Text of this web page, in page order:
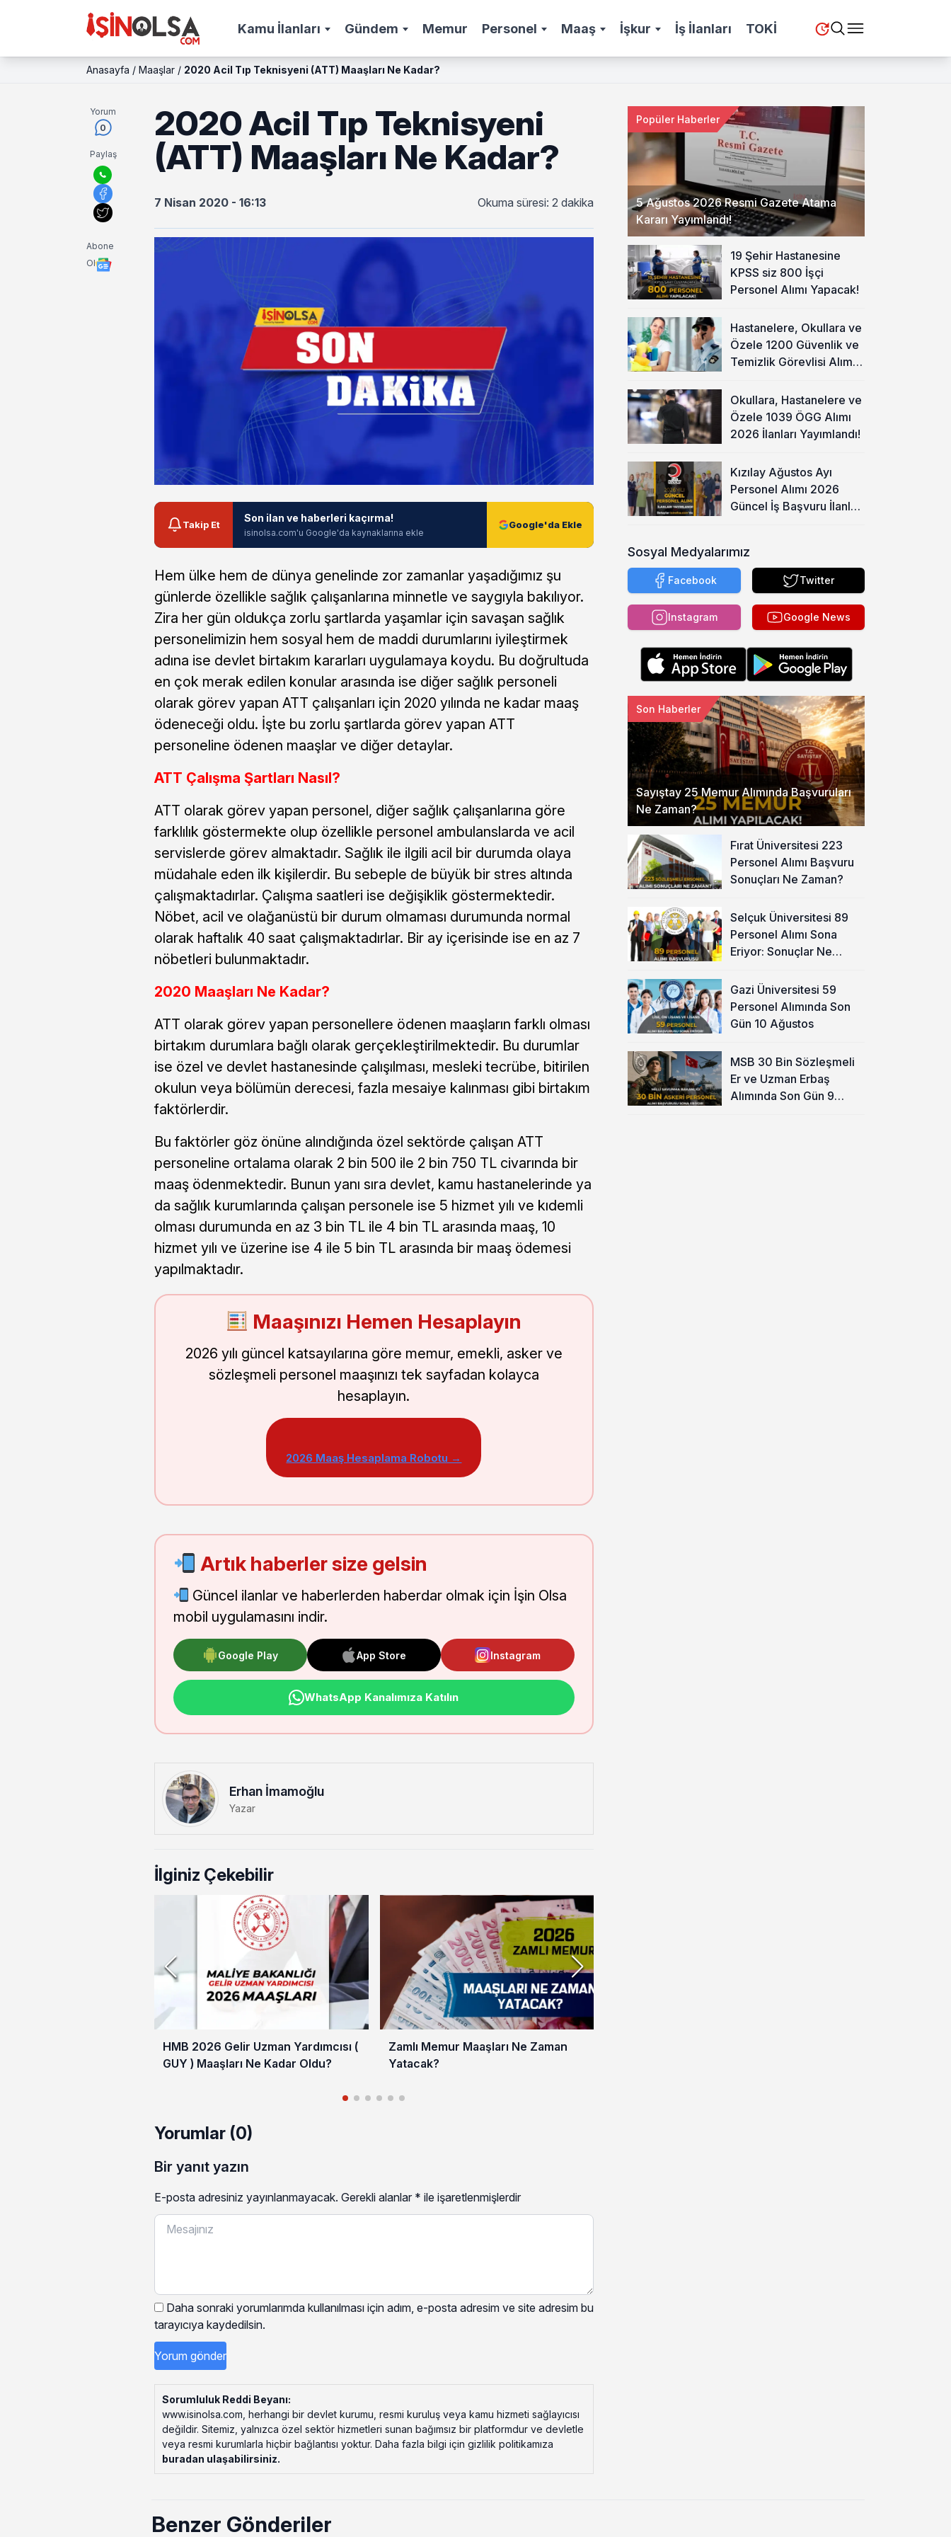
Kamu İlanları Gündem Memur Personel Maaş İşkur İş İlanları TOKİ
Anasayfa / Maaşlar / 2020 Acil Tıp Teknisyeni (ATT) Maaşları Ne Kadar?
Yorum
0
Paylaş
Abone
Ol
2020 Acil Tıp Teknisyeni
(ATT) Maaşları Ne Kadar?
7 Nisan 2020 - 16:13 Okuma süresi: 2 dakika
Takip Et
Son ilan ve haberleri kaçırma!
isinolsa.com'u Google'da kaynaklarına ekle
Google'da Ekle
Hem ülke hem de dünya genelinde zor zamanlar yaşadığımız şu
günlerde özellikle sağlık çalışanlarına minnetle ve saygıyla bakılıyor.
Zira her gün oldukça zorlu şartlarda yaşamlar için savaşan sağlık
personelimizin hem sosyal hem de maddi durumlarını iyileştirmek
adına ise devlet birtakım kararları uygulamaya koydu. Bu doğrultuda
en çok merak edilen konular arasında ise diğer sağlık personeli
olarak görev yapan ATT çalışanları için 2020 yılında ne kadar maaş
ödeneceği oldu. İşte bu zorlu şartlarda görev yapan ATT
personeline ödenen maaşlar ve diğer detaylar.
ATT Çalışma Şartları Nasıl?
ATT olarak görev yapan personel, diğer sağlık çalışanlarına göre
farklılık göstermekte olup özellikle personel ambulanslarda ve acil
servislerde görev almaktadır. Sağlık ile ilgili acil bir durumda olaya
müdahale eden ilk kişilerdir. Bu sebeple de büyük bir stres altında
çalışmaktadırlar. Çalışma saatleri ise değişiklik göstermektedir.
Nöbet, acil ve olağanüstü bir durum olmaması durumunda normal
olarak haftalık 40 saat çalışmaktadırlar. Bir ay içerisinde ise en az 7
nöbetleri bulunmaktadır.
2020 Maaşları Ne Kadar?
ATT olarak görev yapan personellere ödenen maaşların farklı olması
birtakım durumlara bağlı olarak gerçekleştirilmektedir. Bu durumlar
ise özel ve devlet hastanesinde çalışılması, mesleki tecrübe, bitirilen
okulun veya bölümün derecesi, fazla mesaiye kalınması gibi birtakım
faktörlerdir.
Bu faktörler göz önüne alındığında özel sektörde çalışan ATT
personeline ortalama olarak 2 bin 500 ile 2 bin 750 TL civarında bir
maaş ödenmektedir. Bunun yanı sıra devlet, kamu hastanelerinde ya
da sağlık kurumlarında çalışan personele ise 5 hizmet yılı ve kıdemli
olması durumunda en az 3 bin TL ile 4 bin TL arasında maaş, 10
hizmet yılı ve üzerine ise 4 ile 5 bin TL arasında bir maaş ödemesi
yapılmaktadır.
Maaşınızı Hemen Hesaplayın
2026 yılı güncel katsayılarına göre memur, emekli, asker ve
sözleşmeli personel maaşınızı tek sayfadan kolayca
hesaplayın.
2026 Maaş Hesaplama Robotu →
Artık haberler size gelsin
Güncel ilanlar ve haberlerden haberdar olmak için İşin Olsa
mobil uygulamasını indir.
Google Play App Store Instagram
WhatsApp Kanalımıza Katılın
Erhan İmamoğlu
Yazar
İlginiz Çekebilir
HMB 2026 Gelir Uzman Yardımcısı (
GUY ) Maaşları Ne Kadar Oldu?
Zamlı Memur Maaşları Ne Zaman
Yatacak?
Yorumlar (0)
Bir yanıt yazın
E-posta adresiniz yayınlanmayacak. Gerekli alanlar * ile işaretlenmişlerdir
Daha sonraki yorumlarımda kullanılması için adım, e-posta adresim ve site adresim bu
tarayıcıya kaydedilsin.
Sorumluluk Reddi Beyanı:
www.isinolsa.com, herhangi bir devlet kurumu, resmi kuruluş veya kamu hizmeti sağlayıcısı
değildir. Sitemiz, yalnızca özel sektör hizmetleri sunan bağımsız bir platformdur ve devletle
veya resmi kurumlarla hiçbir bağlantısı yoktur. Daha fazla bilgi için gizlilik politikamıza
buradan ulaşabilirsiniz.
5 Ağustos 2026 Resmi Gazete Atama
Kararı Yayımlandı!
Popüler Haberler
19 Şehir Hastanesine
KPSS siz 800 İşçi
Personel Alımı Yapacak!
Hastanelere, Okullara ve
Özele 1200 Güvenlik ve
Temizlik Görevlisi Alımı
Okullara, Hastanelere ve
Özele 1039 ÖGG Alımı
2026 İlanları Yayımlandı!
Kızılay Ağustos Ayı
Personel Alımı 2026
Güncel İş Başvuru İlanları
Sosyal Medyalarımız
Facebook Twitter
Instagram Google News
Sayıştay 25 Memur Alımında Başvuruları
Ne Zaman?
Son Haberler
Fırat Üniversitesi 223
Personel Alımı Başvuru
Sonuçları Ne Zaman?
Selçuk Üniversitesi 89
Personel Alımı Sona
Eriyor: Sonuçlar Ne
Gazi Üniversitesi 59
Personel Alımında Son
Gün 10 Ağustos
MSB 30 Bin Sözleşmeli
Er ve Uzman Erbaş
Alımında Son Gün 9
Benzer Gönderiler